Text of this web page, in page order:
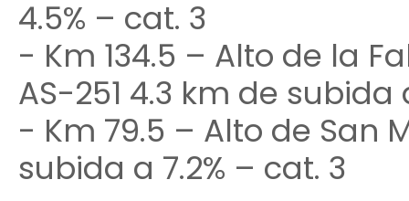
4.5% – cat. 3
- Km 134.5 – Alto de la
AS-251 4.3 km de subida
- Km 79.5 – Alto de San
subida a 7.2% – cat. 3